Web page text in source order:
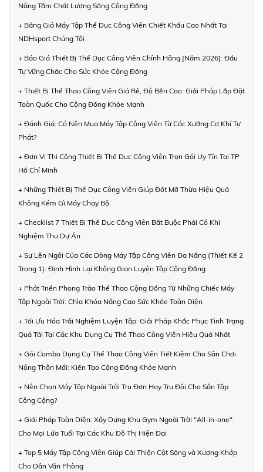
Nâng Tầm Chất Lượng Sống Cộng Đồng
+ Bảng Giá Máy Tập Thể Dục Công Viên Chiết Khấu Cao Nhất Tại
NDHsport Chúng Tôi
+ Báo Giá Thiết Bị Thể Dục Công Viên Chính Hãng [Năm 2026]: Đầu
Tư Vững Chắc Cho Sức Khỏe Cộng Đồng
+ Thiết Bị Thể Thao Công Viên Giá Rẻ, Độ Bền Cao: Giải Pháp Lắp Đặt
Toàn Quốc Cho Cộng Đồng Khỏe Mạnh
+ Đánh Giá: Có Nên Mua Máy Tập Công Viên Từ Các Xưởng Cơ Khí Tự
Phát?
+ Đơn Vị Thi Công Thiết Bị Thể Dục Công Viên Trọn Gói Uy Tín Tại TP
Hồ Chí Minh
+ Những Thiết Bị Thể Dục Công Viên Giúp Đốt Mỡ Thừa Hiệu Quả
Không Kém Gì Máy Chạy Bộ
+ Checklist 7 Thiết Bị Thể Dục Công Viên Bắt Buộc Phải Có Khi
Nghiệm Thu Dự Án
+ Sự Lên Ngôi Của Các Dòng Máy Tập Công Viên Đa Năng (Thiết Kế 2
Trong 1): Định Hình Lại Không Gian Luyện Tập Cộng Đồng
+ Phát Triển Phong Trào Thể Thao Cộng Đồng Từ Những Chiếc Máy
Tập Ngoài Trời: Chìa Khóa Nâng Cao Sức Khỏe Toàn Diện
+ Tối Ưu Hóa Trải Nghiệm Luyện Tập: Giải Pháp Khắc Phục Tình Trạng
Quá Tải Tại Các Khu Dụng Cụ Thể Thao Công Viên Hiệu Quả Nhất
+ Gói Combo Dụng Cụ Thể Thao Công Viên Tiết Kiệm Cho Sân Chơi
Nông Thôn Mới: Kiến Tạo Cộng Đồng Khỏe Mạnh
+ Nên Chọn Máy Tập Ngoài Trời Trụ Đơn Hay Trụ Đôi Cho Sân Tập
Công Cộng?
+ Giải Pháp Toàn Diện: Xây Dựng Khu Gym Ngoài Trời "All-in-one"
Cho Mọi Lứa Tuổi Tại Các Khu Đô Thị Hiện Đại
+ Top 5 Máy Tập Công Viên Giúp Cải Thiện Cột Sống và Xương Khớp
Cho Dân Văn Phòng